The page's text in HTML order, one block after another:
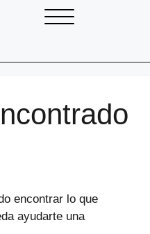
encontrar lo que
ayudarte una